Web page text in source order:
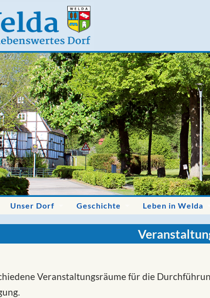
Unser Dorf Geschichte Leben in Welda
Veranstaltungsräume für die